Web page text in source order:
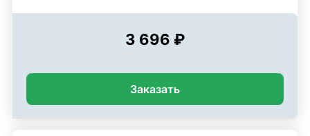
3 696 ₽
Заказать